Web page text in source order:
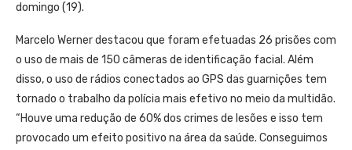
domingo (19).
Marcelo Werner destacou que foram efetuadas 26 prisões com
o uso de mais de 150 câmeras de identificação facial. Além
disso, o uso de rádios conectados ao GPS das guarnições tem
tornado o trabalho da polícia mais efetivo no meio da multidão.
“Houve uma redução de 60% dos crimes de lesões e isso tem
provocado um efeito positivo na área da saúde. Conseguimos